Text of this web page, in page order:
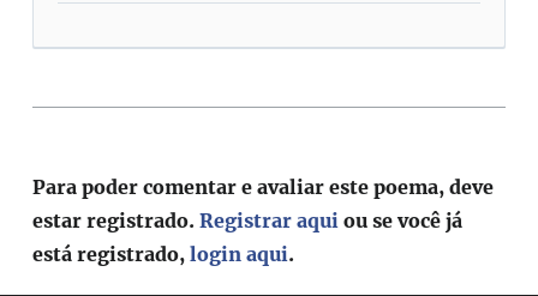
Para poder comentar e avaliar este poema, deve
estar registrado.Registrar aqui ou se você já
está registrado,login aqui.